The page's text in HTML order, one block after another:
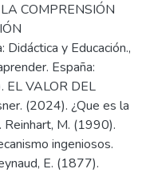
COMPRENSIÓN
Didáctica y Educación.,
España:
EL VALOR DEL
(2024). ¿Que es la
Reinhart, M. (1990).
ingeniosos.
E. (1877).